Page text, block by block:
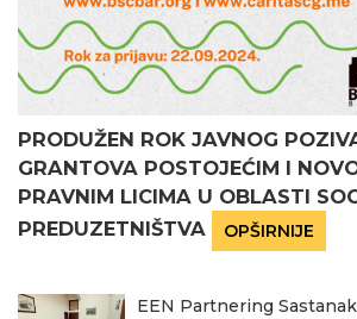
PRODUŽEN ROK JAVNOG
GRANTOVA POSTOJEĆIM I
PRAVNIM LICIMA U OBLASTI
PREDUZETNIŠTVA
OPŠIRNIJE
EEN Partnering